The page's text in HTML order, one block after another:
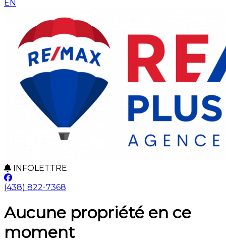
EN
INFOLETTRE
(438) 822-7368
Aucune propriété en ce
moment